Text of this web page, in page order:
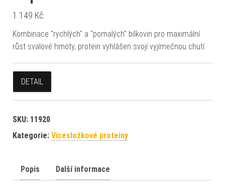
1 149 Kč
Kombinace "rychlých" a "pomalých" bílkovin pro maximální
růst svalové hmoty, protein vyhlášen svojí vyjímečnou chutí.
DETAIL
SKU: 11920
Kategorie: Vícesložkové proteiny
Popis Další informace